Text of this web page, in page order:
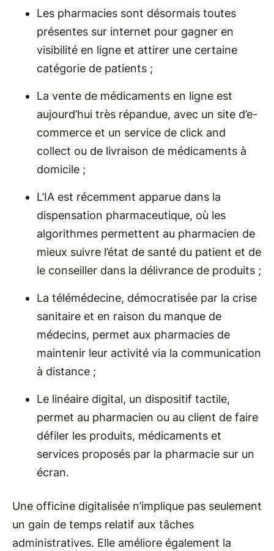
Les pharmacies sont désormais toutes
présentes sur internet pour gagner en
visibilité en ligne et attirer une certaine
catégorie de patients ;
La vente de médicaments en ligne est
aujourd’hui très répandue, avec un site d’e-
commerce et un service de click and
collect ou de livraison de médicaments à
domicile ;
L’IA est récemment apparue dans la
dispensation pharmaceutique, où les
algorithmes permettent au pharmacien de
mieux suivre l’état de santé du patient et de
le conseiller dans la délivrance de produits ;
La télémédecine, démocratisée par la crise
sanitaire et en raison du manque de
médecins, permet aux pharmacies de
maintenir leur activité via la communication
à distance ;
Le linéaire digital, un dispositif tactile,
permet au pharmacien ou au client de faire
défiler les produits, médicaments et
services proposés par la pharmacie sur un
écran.
Une officine digitalisée n’implique pas seulement
un gain de temps relatif aux tâches
administratives. Elle améliore également la